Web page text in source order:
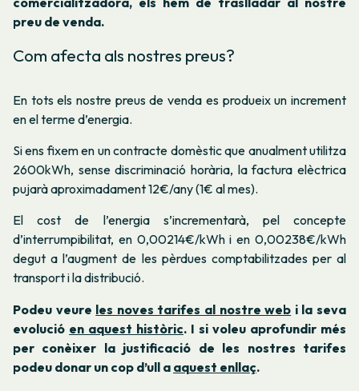
preu de venda.
Com afecta als nostres preus?
En tots els nostre preus de venda es produeix un increment
en el terme d’energia.
Si ens fixem en un contracte domèstic que anualment utilitza
2600kWh, sense discriminació horària, la factura elèctrica
pujarà aproximadament 12€/any (1€ al mes).
El cost de l’energia s’incrementarà, pel concepte
d’interrumpibilitat, en 0,00214€/kWh i en 0,00238€/kWh
degut a l’augment de les pèrdues comptabilitzades per al
transport i la distribució.
Podeu veure les noves tarifes al nostre web i la seva
evolució en aquest històric. I si voleu aprofundir més
per conèixer la justificació de les nostres tarifes
podeu donar un cop d’ull a aquest enllaç.